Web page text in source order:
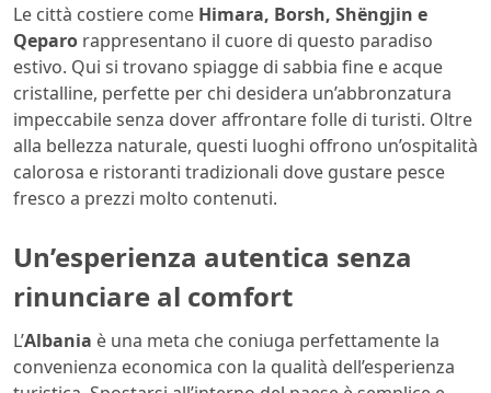
Le città costiere come Himara, Borsh, Shëngjin e
Qeparo rappresentano il cuore di questo paradiso
estivo. Qui si trovano spiagge di sabbia fine e acque
cristalline, perfette per chi desidera un’abbronzatura
impeccabile senza dover affrontare folle di turisti. Oltre
alla bellezza naturale, questi luoghi offrono un’ospitalità
calorosa e ristoranti tradizionali dove gustare pesce
fresco a prezzi molto contenuti.
Un’esperienza autentica senza
rinunciare al comfort
L’Albania è una meta che coniuga perfettamente la
convenienza economica con la qualità dell’esperienza